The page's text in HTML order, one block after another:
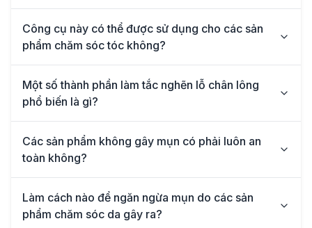
Công cụ này có thể được sử dụng cho các sản
phẩm chăm sóc tóc không?
Một số thành phần làm tắc nghẽn lỗ chân lông
phổ biến là gì?
Các sản phẩm không gây mụn có phải luôn an
toàn không?
Làm cách nào để ngăn ngừa mụn do các sản
phẩm chăm sóc da gây ra?